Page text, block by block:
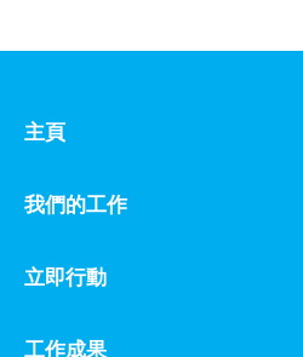
主頁
我們的工作
立即行動
工作成果